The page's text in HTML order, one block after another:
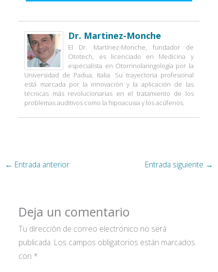
Dr. Martinez-Monche
El Dr. Martínez-Monche, fundador de
Ototech, es licenciado en Medicina y
especialista en Otorrinolaringología por la
Universidad de Padua, Italia. Su trayectoria profesional
está marcada por la innovación y la aplicación de las
técnicas más revolucionarias en el tratamiento de los
problemas auditivos como la hipoacusia y los acúfenos.
← Entrada anterior Entrada siguiente →
Deja un comentario
Tu dirección de correo electrónico no será
publicada. Los campos obligatorios están marcados
con *